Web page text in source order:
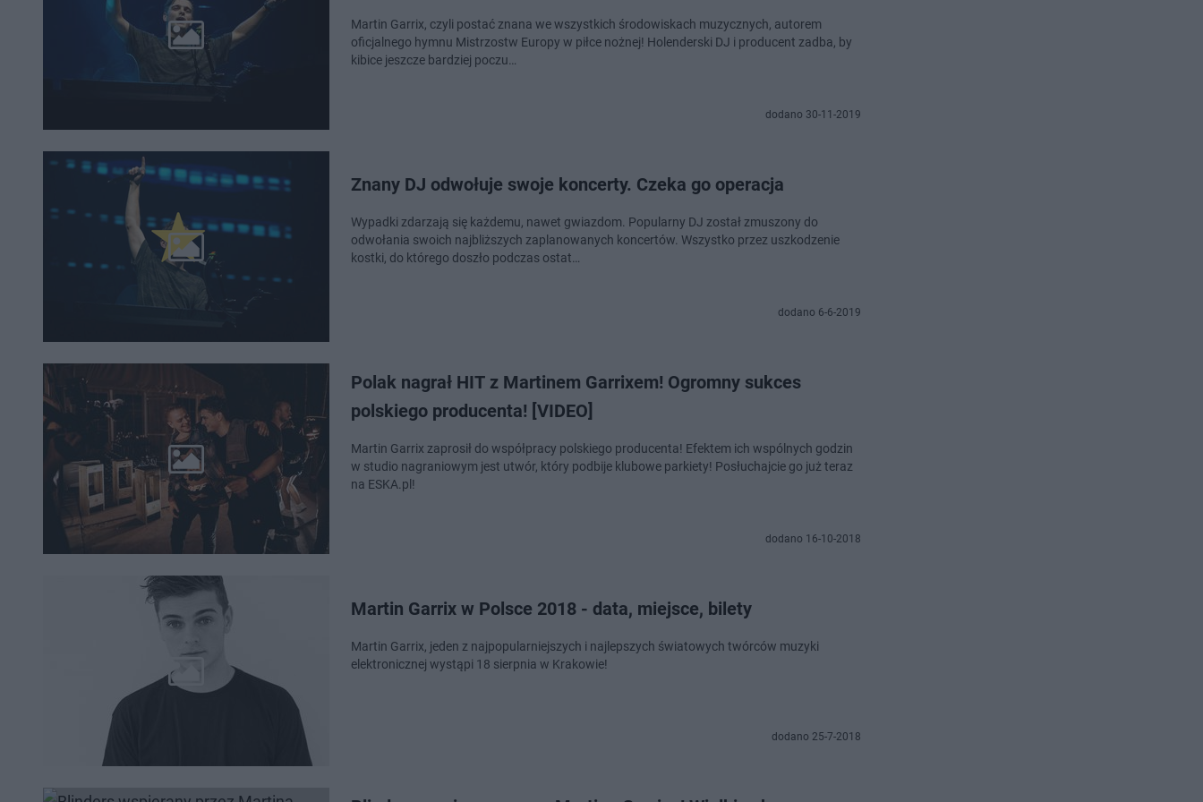
Martin Garrix, czyli postać znana we wszystkich środowiskach muzycznych, autorem
oficjalnego hymnu Mistrzostw Europy w piłce nożnej! Holenderski DJ i producent zadba, by
kibice jeszcze bardziej poczu…
dodano 30-11-2019
Znany DJ odwołuje swoje koncerty. Czeka go operacja
Wypadki zdarzają się każdemu, nawet gwiazdom. Popularny DJ został zmuszony do
odwołania swoich najbliższych zaplanowanych koncertów. Wszystko przez uszkodzenie
kostki, do którego doszło podczas ostat…
dodano 6-6-2019
Polak nagrał HIT z Martinem Garrixem! Ogromny sukces
polskiego producenta! [VIDEO]
Martin Garrix zaprosił do współpracy polskiego producenta! Efektem ich wspólnych godzin
w studio nagraniowym jest utwór, który podbije klubowe parkiety! Posłuchajcie go już teraz
na ESKA.pl!
dodano 16-10-2018
Martin Garrix w Polsce 2018 - data, miejsce, bilety
Martin Garrix, jeden z najpopularniejszych i najlepszych światowych twórców muzyki
elektronicznej wystąpi 18 sierpnia w Krakowie!
dodano 25-7-2018